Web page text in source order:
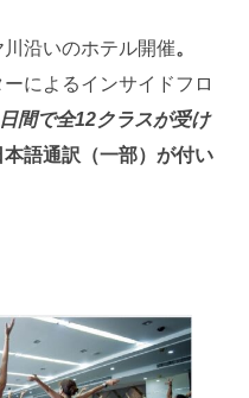
沿いのホテル開催。
によるインサイドフロ
間で全12クラスが受け
本語通訳（一部）が付い